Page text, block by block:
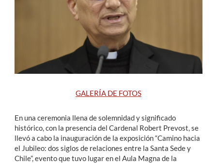
English
GALERÍA DE FOTOS
En una ceremonia llena de solemnidad y significado
histórico, con la presencia del Cardenal Robert Prevost, se
llevó a cabo la inauguración de la exposición “Camino hacia
el Jubileo: dos siglos de relaciones entre la Santa Sede y
Chile”, evento que tuvo lugar en el Aula Magna de la